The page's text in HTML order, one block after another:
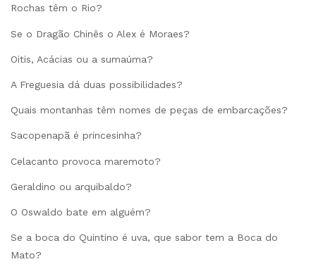
Rochas têm o Rio?
Se o Dragão Chinês o Alex é Moraes?
Oitis, Acácias ou a sumaúma?
A Freguesia dá duas possibilidades?
Quais montanhas têm nomes de peças de embarcações?
Sacopenapã é princesinha?
Celacanto provoca maremoto?
Geraldino ou arquibaldo?
O Oswaldo bate em alguém?
Se a boca do Quintino é uva, que sabor tem a Boca do
Mato?